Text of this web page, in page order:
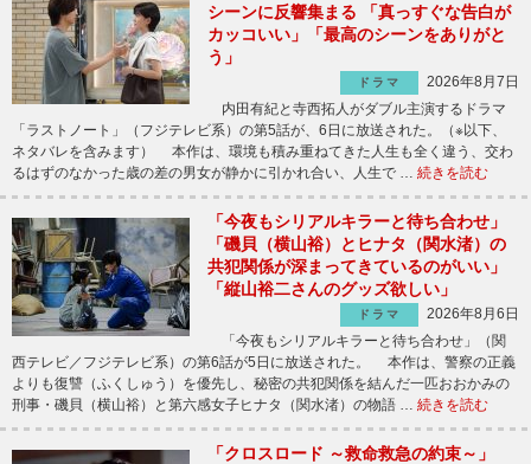
シーンに反響集まる 「真っすぐな告白が
カッコいい」「最高のシーンをありがと
う」
ドラマ
2026年8月7日
内田有紀と寺西拓人がダブル主演するドラマ
「ラストノート」（フジテレビ系）の第5話が、6日に放送された。（※以下、
ネタバレを含みます） 本作は、環境も積み重ねてきた人生も全く違う、交わ
るはずのなかった歳の差の男女が静かに引かれ合い、人生で … 続きを読む
「今夜もシリアルキラーと待ち合わせ」
「磯貝（横山裕）とヒナタ（関水渚）の
共犯関係が深まってきているのがいい」
「縦山裕二さんのグッズ欲しい」
ドラマ
2026年8月6日
「今夜もシリアルキラーと待ち合わせ」（関
西テレビ／フジテレビ系）の第6話が5日に放送された。 本作は、警察の正義
よりも復讐（ふくしゅう）を優先し、秘密の共犯関係を結んだ一匹おおかみの
刑事・磯貝（横山裕）と第六感女子ヒナタ（関水渚）の物語 … 続きを読む
「クロスロード ～救命救急の約束～」